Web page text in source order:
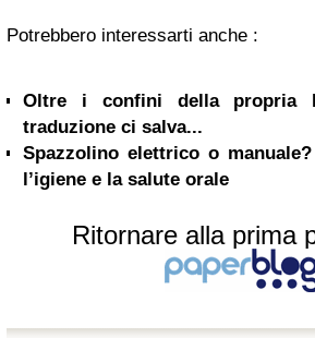
Potrebbero interessarti anche :
Oltre i confini della propria
traduzione ci salva...
Spazzolino elettrico o
l’igiene e la salute orale
Ritornare alla prima